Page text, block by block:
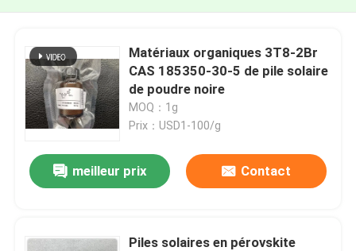
Matériaux organiques 3T8-2Br
CAS 185350-30-5 de pile solaire
de poudre noire
MOQ：1g
Prix：USD1-100/g
meilleur prix Contact
Piles solaires en pérovskite